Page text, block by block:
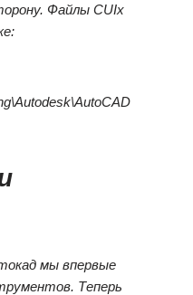
Файлы CUIx
мы впервые
Теперь